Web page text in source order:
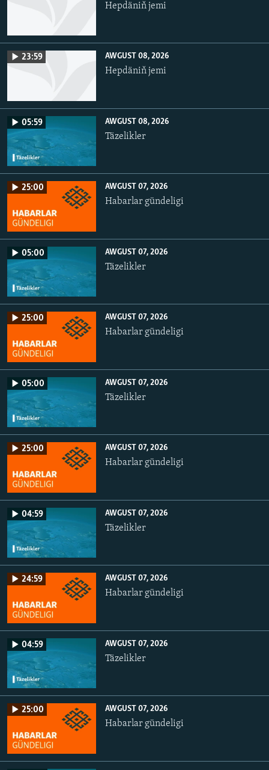
Hepdäniň jemi
23:59 AWGUST 08, 2026
Hepdäniň jemi
05:59 AWGUST 08, 2026
Täzelikler
25:00 AWGUST 07, 2026
Habarlar gündeligi
05:00 AWGUST 07, 2026
Täzelikler
25:00 AWGUST 07, 2026
Habarlar gündeligi
05:00 AWGUST 07, 2026
Täzelikler
25:00 AWGUST 07, 2026
Habarlar gündeligi
04:59 AWGUST 07, 2026
Täzelikler
24:59 AWGUST 07, 2026
Habarlar gündeligi
04:59 AWGUST 07, 2026
Täzelikler
25:00 AWGUST 07, 2026
Habarlar gündeligi